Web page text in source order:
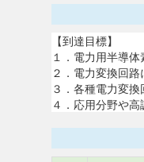
【到達目標】
１．電力用半導
２．電力変換回
３．各種電力変
４．応用分野や